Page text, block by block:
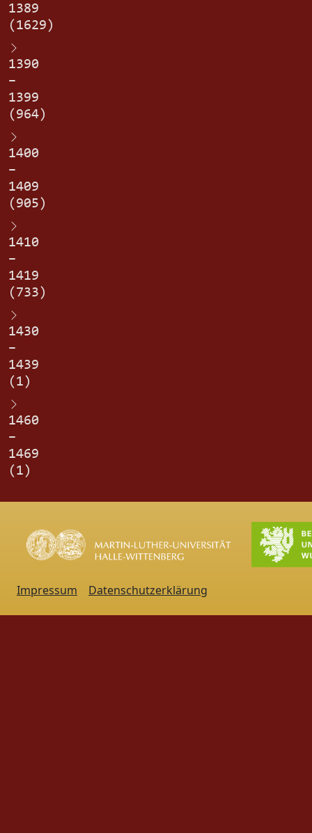
1389
(1629)
1390
–
1399
(964)
1400
–
1409
(905)
1410
–
1419
(733)
1430
–
1439
(1)
1460
–
1469
(1)
Impressum Datenschutzerklärung